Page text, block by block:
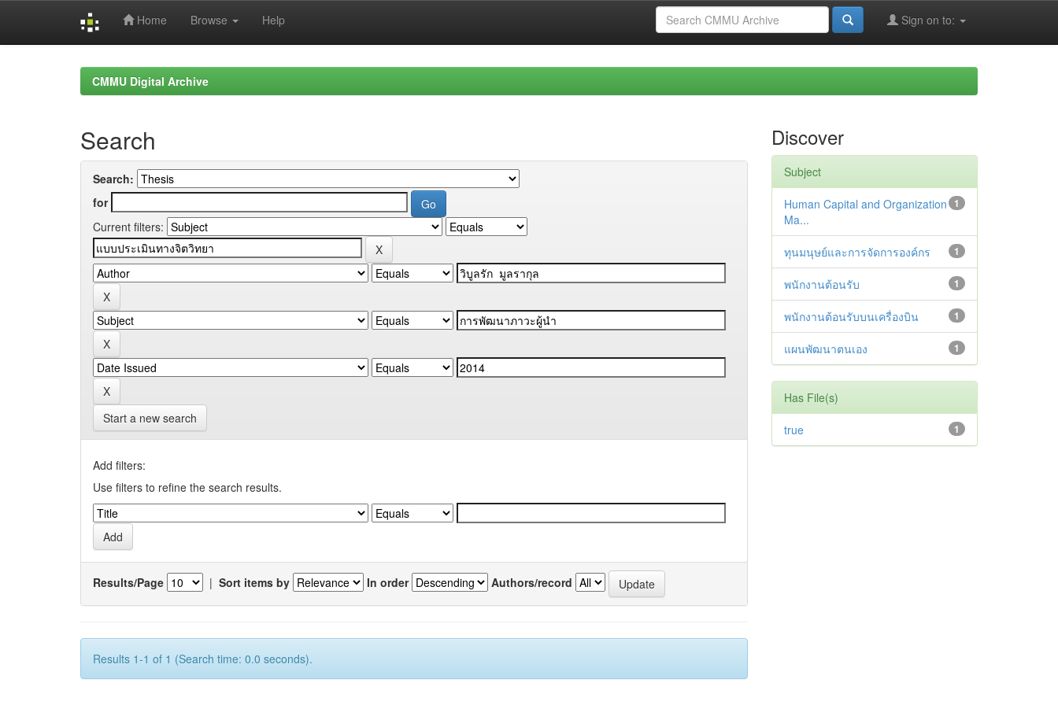
Home Browse Help Sign on to:
CMMU Digital Archive
Search
Search:
for
Current filters:
Start a new search
Add filters:
Use filters to refine the search results.
Results/Page | Sort items by In order Authors/record
Results 1-1 of 1 (Search time: 0.0 seconds).
Discover
Subject
1
Human Capital and Organization
Ma...
1
ทุนมนุษย์และการจัดการองค์กร
1
พนักงานต้อนรับ
1
พนักงานต้อนรับบนเครื่องบิน
1
แผนพัฒนาตนเอง
Has File(s)
1
true